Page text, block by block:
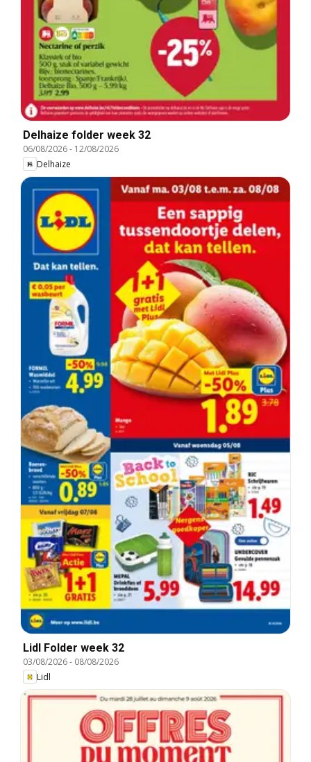
Delhaize folder week 32
06/08/2026- 12/08/2026
Delhaize
Lidl Folder week 32
03/08/2026- 08/08/2026
Lidl